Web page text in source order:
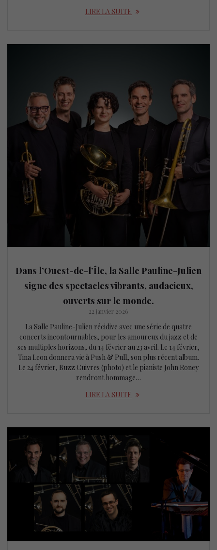
LIRE LA SUITE
Dans l’Ouest-de-l’Île, la Salle Pauline-Julien
signe des spectacles vibrants, audacieux,
ouverts sur le monde.
22 janvier 2026
La Salle Pauline-Julien récidive avec une série de quatre
concerts incontournables, pour les amoureux du jazz et de
ses multiples horizons, du 14 février au 23 avril. Le 14 février,
Tina Leon donnera vie à Push & Pull, son plus récent album.
Le 24 février, Buzz Cuivres (photo) et le pianiste John Roney
rendront hommage…
LIRE LA SUITE